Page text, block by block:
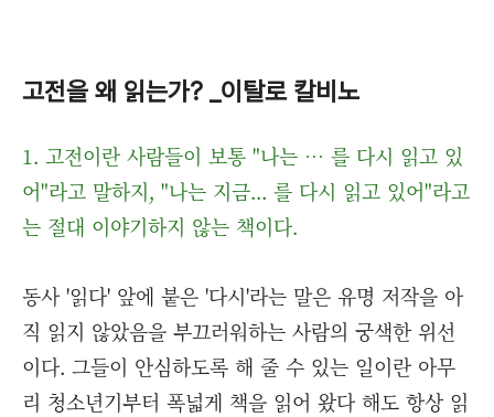
고전을 왜 읽는가? _이탈로 칼비노
1. 고전이란 사람들이 보통 "나는 … 를 다시 읽고 있
어"라고 말하지, "나는 지금... 를 다시 읽고 있어"라고
는 절대 이야기하지 않는 책이다.
동사 '읽다' 앞에 붙은 '다시'라는 말은 유명 저작을 아
직 읽지 않았음을 부끄러워하는 사람의 궁색한 위선
이다. 그들이 안심하도록 해 줄 수 있는 일이란 아무
리 청소년기부터 폭넓게 책을 읽어 왔다 해도 항상 읽